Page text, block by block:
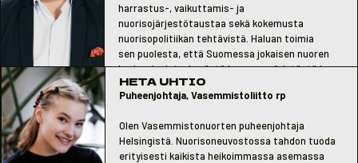
harrastus-, vaikuttamis- ja
nuorisojärjestötaustaa sekä kokemusta
nuorisopolitiikan tehtävistä. Haluan toimia
sen puolesta, että Suomessa jokaisen nuoren
hyvinvoinnista, hyvästä kasvuympäristöstä ja
osallisuudesta pidetään huolta. Erityisesti
ylisukupolvisen huono-osaisuuden ja
ovat ajankohtaisia teemoja neuvoston
toimikaudella.
HETA UHTIO
Puheenjohtaja, Vasemmistoliitto rp
Olen Vasemmistonuorten puheenjohtaja
Helsingistä. Nuorisoneuvostossa tahdon tuoda
erityisesti kaikista heikoimmassa asemassa